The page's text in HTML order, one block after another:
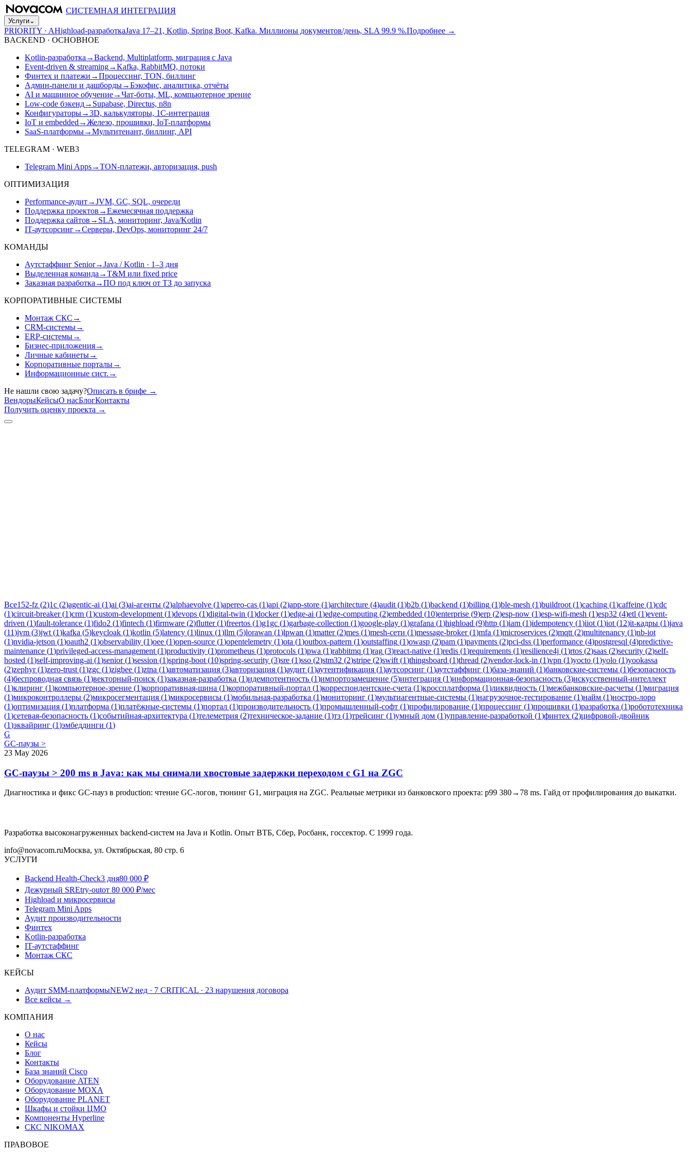
СИСТЕМНАЯ ИНТЕГРАЦИЯ
Услуги⌄
PRIORITY · AHighload-разработкаJava 17–21, Kotlin, Spring Boot, Kafka. Миллионы документов/день, SLA 99.9 %.Подробнее →
BACKEND · ОСНОВНОЕ
Kotlin-разработка →Backend, Multiplatform, миграция с Java
Event-driven & streaming→Kafka, RabbitMQ, потоки
Финтех и платежи →Процессинг, TON, биллинг
Админ-панели и дашборды→Бэкофис, аналитика, отчёты
AI и машинное обучение→Чат-боты, ML, компьютерное зрение
Low-code бэкенд→ Supabase, Directus, n8n
Конфигураторы→3D, калькуляторы, 1С-интеграция
IoT и embedded →Железо, прошивки, IoT-платформы
SaaS-платформы→Мультитенант, биллинг, API
TELEGRAM · WEB3
Telegram Mini Apps→TON-платежи, авторизация, push
ОПТИМИЗАЦИЯ
Performance-аудит→JVM, GC, SQL, очереди
Поддержка проектов →Ежемесячная поддержка
Поддержка сайтов → SLA, мониторинг, Java/Kotlin
IT-аутсорсинг→Серверы, DevOps, мониторинг 24/7
КОМАНДЫ
Аутстаффинг Senior→Java / Kotlin · 1–3 дня
Выделенная команда →T&M или fixed price
Заказная разработка →ПО под ключ от ТЗ до запуска
КОРПОРАТИВНЫЕ СИСТЕМЫ
Монтаж СКС →
CRM-системы→
ERP-системы→
Бизнес-приложения→
Личные кабинеты→
Корпоративные порталы→
Информационные сист. →
Не нашли свою задачу?Описать в брифе →
ВендорыКейсыО насБлогКонтакты
Получить оценку проекта →
Все152-fz (2)1c (2)agentic-ai (1)ai (3)ai-агенты (2)alphaevolve (1)apereo-cas (1)api (2)app-store (1)architecture (4)audit (1)b2b (1)backend (1)billing (1)ble-mesh (1)buildroot (1)caching (1)caffeine (1)cdc
(1)circuit-breaker(1)crm (1)custom-development (1)devops (1)digital-twin (1)docker(1)edge-ai (1)edge-computing (2)embedded (10)enterprise (9)erp (2)esp-now (1)esp-wifi-mesh (1)esp32 (4)etl (1)event-
driven (1)fault-tolerance (1)fido2 (1)fintech (1)firmware (2)flutter(1)freertos (1)g1gc (1)garbage-collection (1)google-play (1)grafana (1)highload (9)http (1)iam (1)idempotency (1)iiot (1)iot (12)it-кадры (1)java
(11)jvm (3)jwt (1)kafka (5)keycloak (1)kotlin (5)latency (1)linux (1)llm (5)lorawan (1)lpwan (1)matter(2)mes (1)mesh-сети (1)message-broker(1)mfa (1)microservices (2)mqtt (2)multitenancy (1)nb-iot
(1)nvidia-jetson (1)oauth2 (1)observability (1)oee (1)open-source (1)opentelemetry (1)ota (1)outbox-pattern (1)outstaffing (1)owasp (2)pam (1)payments (2)pci-dss (1)performance (4)postgresql (4)predictive-
maintenance (1)privileged-access-management (1)productivity (1)prometheus (1)protocols (1)pwa (1)rabbitmq (1)rag (3)react-native (1)redis (1)requirements (1)resilience4j (1)rtos (2)saas (2)security (2)self-
hosted (1)self-improving-ai (1)senior(1)session (1)spring-boot (10)spring-security (3)sre (1)sso (2)stm32 (2)stripe (2)swift (1)thingsboard (1)thread (2)vendor-lock-in (1)vpn (1)yocto (1)yolo (1)yookassa
(2)zephyr(1)zero-trust (1)zgc (1)zigbee (1)ztna (1)автоматизация (3)авторизация (1)аудит (1)аутентификация (1)аутсорсинг (1)аутстаффинг (1)база-знаний (1)банковские-системы (1)безопасность
(4)беспроводная связь (1)векторный-поиск (1)заказная-разработка (1)идемпотентность (1)импортозамещение (5)интеграция (1)информационная-безопасность (3)искусственный-интеллект
(1)клиринг (1)компьютерное-зрение (1)корпоративная-шина (1)корпоративный-портал (1)корреспондентские-счета (1)кроссплатформа (1)ликвидность (1)межбанковские-расчеты (1)миграция
(1)микроконтроллеры (2)микросегментация (1)микросервисы (1)мобильная-разработка (1)мониторинг (1)мультиагентные-системы (1)нагрузочное-тестирование (1)найм (1)ностро-лоро
(1)оптимизация (1)платформа (1)платёжные-системы (1)портал (1)производительность (1)промышленный-софт (1)профилирование (1)процессинг (1)прошивки (1)разработка (1)робототехника
(1)сетевая-безопасность (1)событийная-архитектура (1)телеметрия (2)техническое-задание (1)тз (1)трейсинг (1)умный дом (1)управление-разработкой (1)финтех (2)цифровой-двойник
(1)эквайринг (1)эмбеддинги (1)
G
GC-паузы >
23 May 2026
GC-паузы > 200 ms в Java: как мы снимали хвостовые задержки переходом с G1 на ZGC
Диагностика и фикс GC-пауз в production: чтение GC-логов, тюнинг G1, миграция на ZGC. Реальные метрики из банковского проекта: p99 380→78 ms. Гайд от профилирования до выкатки.
Разработка высоконагруженных backend-систем на Java и Kotlin. Опыт ВТБ, Сбер, Росбанк, госсектор. С 1999 года.
info@novacom.ruМосква, ул. Октябрьская, 80 стр. 6
УСЛУГИ
Backend Health-Check3 дня80 000 ₽
Дежурный SREtry-outот 80 000 ₽/мес
Highload и микросервисы
Telegram Mini Apps
Аудит производительности
Финтех
Kotlin-разработка
IT-аутстаффинг
Монтаж СКС
КЕЙСЫ
Аудит SMM-платформыNEW2 нед · 7 CRITICAL · 23 нарушения договора
Все кейсы →
КОМПАНИЯ
О нас
Кейсы
Блог
Контакты
База знаний Cisco
Оборудование ATEN
Оборудование MOXA
Оборудование PLANET
Шкафы и стойки ЦМО
Компоненты Hyperline
СКС NIKOMAX
ПРАВОВОЕ